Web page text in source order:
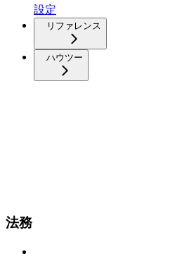
設定
リファレンス
ハウツー
法務